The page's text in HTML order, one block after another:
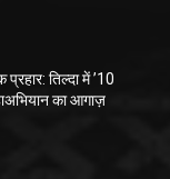
तिल्दा में ’10
का आगाज़